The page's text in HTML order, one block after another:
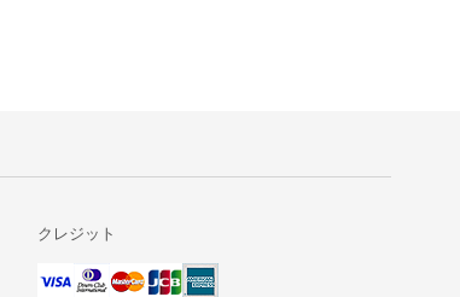
クレジット